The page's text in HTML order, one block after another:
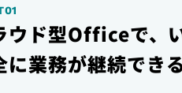
ウド型Officeで、
に業務が継続でき